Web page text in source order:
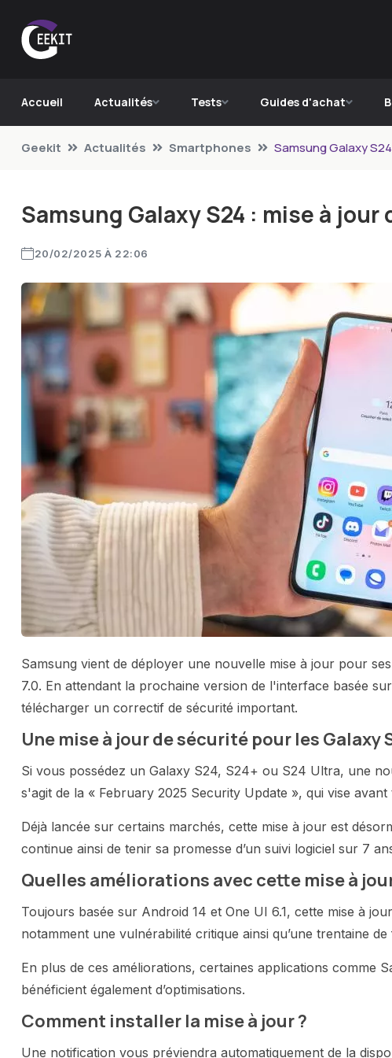
Accueil Actualités Tests Guides d'achat
Geekit Actualités Smartphones Samsung Galaxy
Samsung Galaxy S24 : mise à
20/02/2025 À 22:06
Samsung vient de déployer une nouvelle mise à jour pour
7.0. En attendant la prochaine version de l'interface basée
télécharger un correctif de sécurité important.
Une mise à jour de sécurité pour les Galaxy
Si vous possédez un Galaxy S24, S24+ ou S24 Ultra, une
s'agit de la « February 2025 Security Update », qui vise
Déjà lancée sur certains marchés, cette mise à jour est
continue ainsi de tenir sa promesse d’un suivi logiciel sur 7
Quelles améliorations avec cette mise à
Toujours basée sur Android 14 et One UI 6.1, cette mise à
notamment une vulnérabilité critique ainsi qu’une trentaine
En plus de ces améliorations, certaines applications comme
bénéficient également d’optimisations.
Comment installer la mise à jour ?
Une notification vous préviendra automatiquement de la